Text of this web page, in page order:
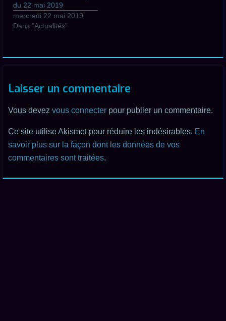
du 22 mai 2019
mercredi 22 mai 2019
Dans "Actualités"
Laisser un commentaire
Vous devez vous connecter pour publier un commentaire.
Ce site utilise Akismet pour réduire les indésirables. En
savoir plus sur la façon dont les données de vos
commentaires sont traitées.